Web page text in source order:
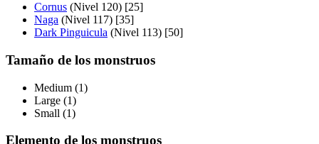
Cornus (Nivel 120) [25]
Naga (Nivel 117) [35]
Dark Pinguicula (Nivel 113) [50]
Tamaño de los monstruos
Medium (1)
Large (1)
Small (1)
Elemento de los monstruos